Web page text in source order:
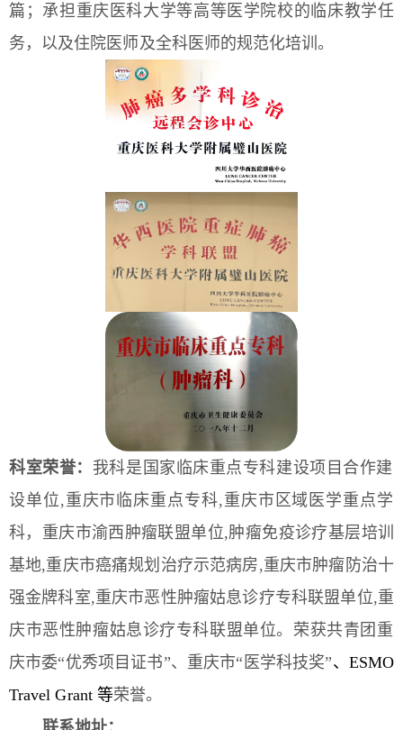
篇； 承担重庆医科大学等高等医学院校的临床教学任
务，以及住院医师及全科医师的规范化培训。
科室荣誉： 我科是国家临床重点专科建设项目合作建
设单位,重庆市临床重点专科,重庆市 区域医学重点学
科，重庆市渝西肿瘤联盟单位,肿瘤免疫诊疗基层培训
基地,重庆市癌痛规划治疗示范病房,重庆市肿瘤防治十
强金牌科室,重庆市恶性肿瘤姑息诊疗专科联盟单位,重
庆市恶性肿瘤姑息诊疗专科联盟单位。 荣获共青团重
庆市委“优秀项目证书”、重庆市“医学科技奖”、ESMO
Travel Grant 等荣誉。